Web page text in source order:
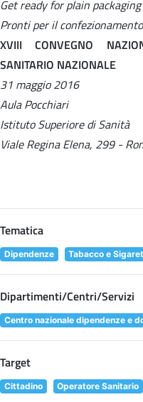
Get ready for plain packaging
Pronti per il
XVIII CONVEGNO
SANITARIO NAZIONALE
31 maggio 2016
Aula Pocchiari
Istituto Superiore di Sanità
Viale Regina Elena, 299 -
Tematica
Dipendenze Tabacco e
Dipartimenti/Centri/Servizi
Centro nazionale dipendenze e
Target
Cittadino Operatore Sanitario